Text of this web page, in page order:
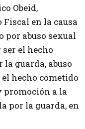
Obeid,
en la causa
por abuso sexual
el hecho
guarda, abuso
hecho cometido
promoción a la
por la guarda, en